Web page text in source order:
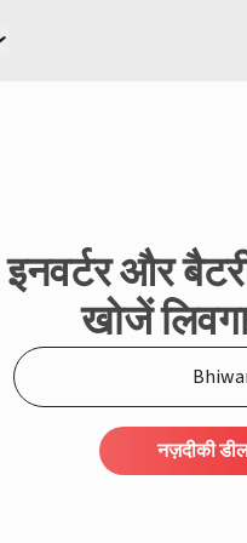
इनवर्टर और
खोजें
नज़दीकी